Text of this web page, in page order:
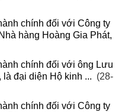
chính đối với Công ty
hàng Hoàng Gia Phát,
chính đối với ông Lưu
đại diện Hộ kinh ... (28-
chính đối với Công ty